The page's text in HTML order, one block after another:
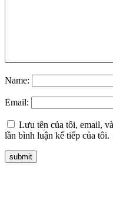
Name:
Email:
Lưu tên của tôi, email,
lần bình luận kế tiếp của tôi.